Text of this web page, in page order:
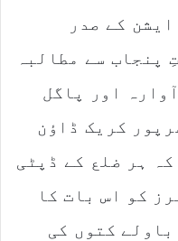
کے صدر
پنجاب سے مطالبہ
اور پاگل
کریک ڈاؤن
ہر ضلع کے ڈپٹی
کو اس بات کا
کتوں کی